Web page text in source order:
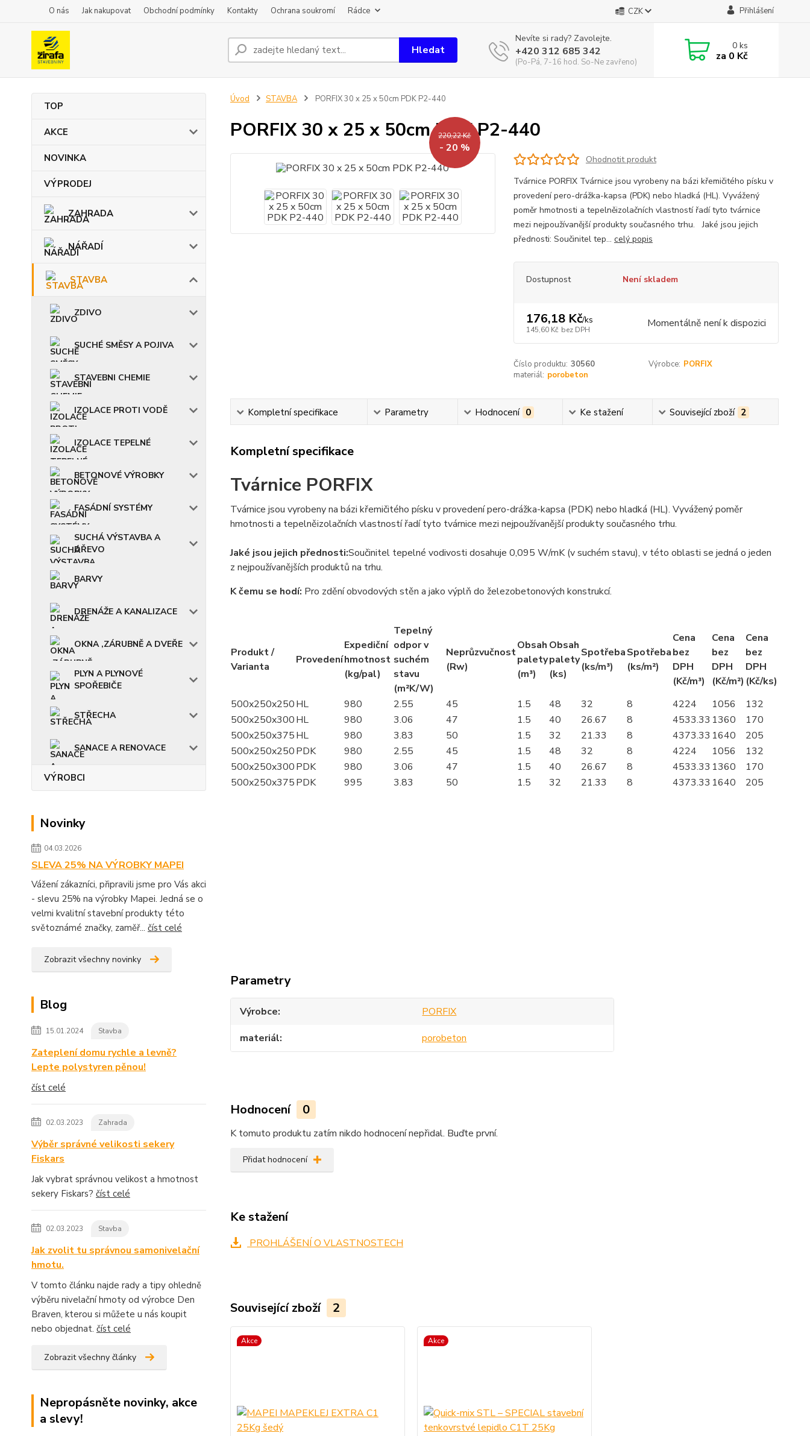
O nás Jak nakupovat Obchodní podmínky Kontakty Ochrana soukromí Rádce CZK Přihlášení
Hledat
Nevíte si rady? Zavolejte.
+420 312 685 342
(Po-Pá, 7-16 hod. So-Ne zavřeno)
0ks
za 0 Kč
TOP
AKCE
NOVINKA
VÝPRODEJ
ZAHRADA
NÁŘADÍ
STAVBA
ZDIVO
SUCHÉ SMĚSY A POJIVA
STAVEBNI CHEMIE
IZOLACE PROTI VODĚ
IZOLACE TEPELNÉ
BETONOVÉ VÝROBKY
FASÁDNÍ SYSTÉMY
SUCHÁ VÝSTAVBA A
DŘEVO
BARVY
DRENÁŽE A KANALIZACE
OKNA ,ZÁRUBNĚ A DVEŘE
PLYN A PLYNOVÉ
SPOŘEBIČE
STŘECHA
SANACE A RENOVACE
VÝROBCI
Novinky
04.03.2026
SLEVA 25% NA VÝROBKY MAPEI
Vážení zákazníci, připravili jsme pro Vás akci
- slevu 25% na výrobky Mapei. Jedná se o
velmi kvalitní stavební produkty této
světoznámé značky, zaměř... číst celé
Zobrazit všechny novinky
Blog
15.01.2024 Stavba
Zateplení domu rychle a levně?
Lepte polystyren pěnou!
číst celé
02.03.2023 Zahrada
Výběr správné velikosti sekery
Fiskars
Jak vybrat správnou velikost a hmotnost
sekery Fiskars? číst celé
02.03.2023 Stavba
Jak zvolit tu správnou samonivelační
hmotu.
V tomto článku najde rady a tipy ohledně
výběru nivelační hmoty od výrobce Den
Braven, kterou si můžete u nás koupit
nebo objednat. číst celé
Zobrazit všechny články
Nepropásněte novinky, akce
a slevy!
Úvod STAVBA PORFIX 30 x 25 x 50cm PDK P2-440
PORFIX 30 x 25 x 50cm PDK P2-440
220,22 Kč
- 20 %
Ohodnotit produkt
Tvárnice PORFIX Tvárnice jsou vyrobeny na bázi křemičitého písku v
provedení pero-drážka-kapsa (PDK) nebo hladká (HL). Vyvážený
poměr hmotnosti a tepelněizolačních vlastností řadí tyto tvárnice
mezi nejpoužívanější produkty současného trhu. Jaké jsou jejich
přednosti: Součinitel tep... celý popis
Dostupnost Není skladem
176,18 Kč/ks
145,60 Kč bez DPH Momentálně není k dispozici
Číslo produktu: 30560 Výrobce: PORFIX
materiál: porobeton
Kompletní specifikace Parametry Hodnocení 0 Ke stažení Související zboží 2
Kompletní specifikace
Tvárnice PORFIX
Tvárnice jsou vyrobeny na bázi křemičitého písku v provedení pero-drážka-kapsa (PDK) nebo hladká (HL). Vyvážený poměr
hmotnosti a tepelněizolačních vlastností řadí tyto tvárnice mezi nejpoužívanější produkty současného trhu.
Jaké jsou jejich přednosti:Součinitel tepelné vodivosti dosahuje 0,095 W/mK (v suchém stavu), v této oblasti se jedná o jeden
z nejpoužívanějších produktů na trhu.
K čemu se hodí: Pro zdění obvodových stěn a jako výplň do železobetonových konstrukcí.
Produkt /
Varianta
Provedení
Expediční
hmotnost
(kg/pal)
Tepelný
odpor v
suchém
stavu
(m²K/W)
Neprůzvučnost
(Rw)
Obsah
palety
(m³)
Obsah
palety
(ks)
Spotřeba
(ks/m³)
Spotřeba
(ks/m²)
Cena
bez
DPH
(Kč/m³)
Cena
bez
DPH
(Kč/m²)
Cena
bez
DPH
(Kč/ks)
500x250x250HL 980 2.55 45 1.5 48 32 8 4224 1056
132
500x250x300HL 980 3.06 47 1.5 40 26.67 8 4533.33 1360
170
500x250x375HL 980 3.83 50 1.5 32 21.33 8 4373.33 1640
205
500x250x250PDK 980 2.55 45 1.5 48 32 8 4224 1056
132
500x250x300PDK 980 3.06 47 1.5 40 26.67 8 4533.33 1360
170
500x250x375PDK 995 3.83 50 1.5 32 21.33 8 4373.33 1640 205
Parametry
Výrobce
PORFIX
materiál
porobeton
Hodnocení 0
K tomuto produktu zatím nikdo hodnocení nepřidal. Buďte první.
Přidat hodnocení
Ke stažení
PROHLÁŠENÍ O VLASTNOSTECH
Související zboží 2
Akce Akce